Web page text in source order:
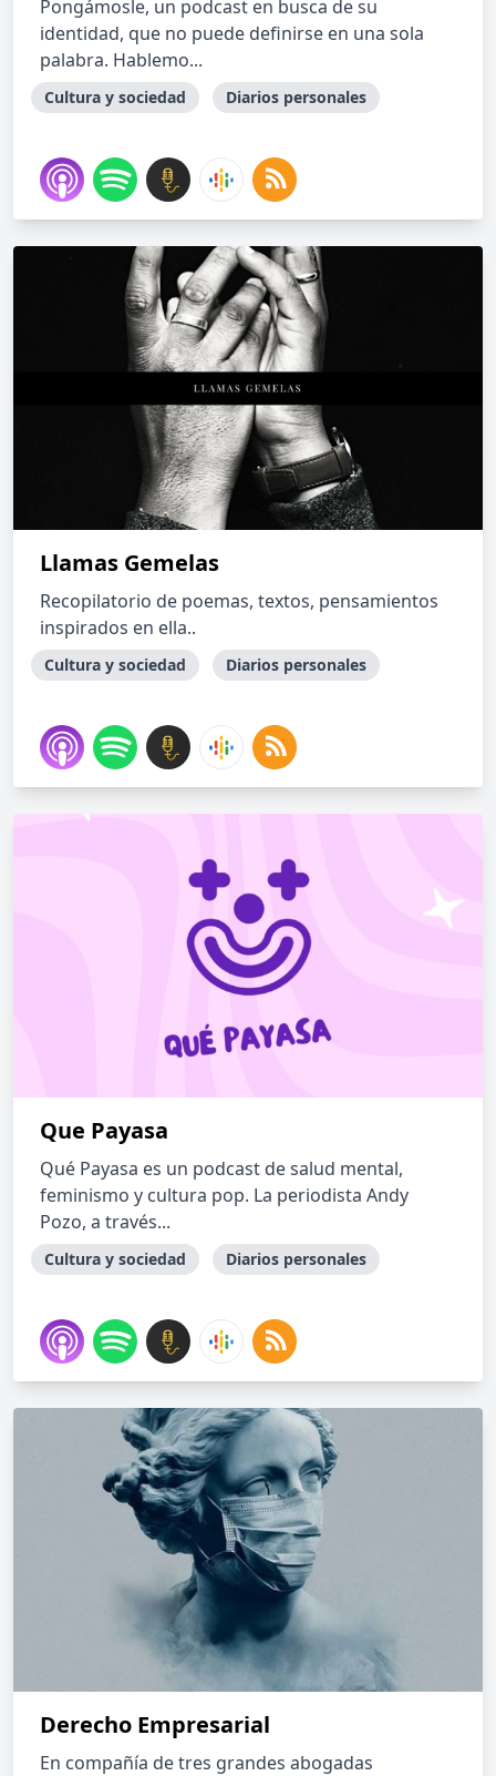
Pongámosle, un podcast en busca de su
identidad, que no puede definirse en una sola
palabra. Hablemo...
Cultura y sociedad Diarios personales
Llamas Gemelas
Recopilatorio de poemas, textos, pensamientos
inspirados en ella..
Cultura y sociedad Diarios personales
Que Payasa
Qué Payasa es un podcast de salud mental,
feminismo y cultura pop. La periodista Andy
Pozo, a través...
Cultura y sociedad Diarios personales
Derecho Empresarial
En compañía de tres grandes abogadas